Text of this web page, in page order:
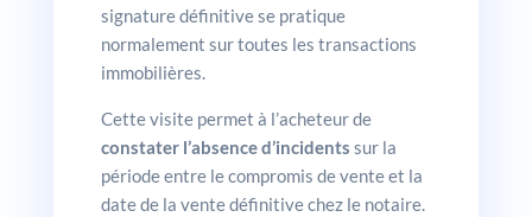
signature définitive se pratique
normalement sur toutes les transactions
immobilières.
Cette visite permet à l’acheteur de
constater l’absence d’incidents sur la
période entre le compromis de vente et la
date de la vente définitive chez le notaire.